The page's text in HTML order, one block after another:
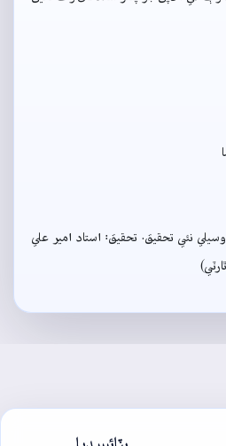
نئي تحقيق. تحقيق: استاد امير علي